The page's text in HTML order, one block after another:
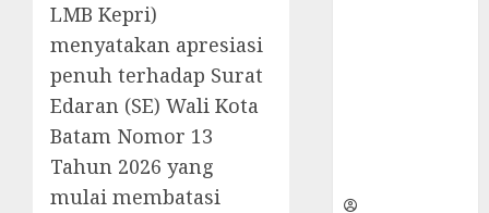
LMB Kepri)
menyatakan apresiasi
penuh terhadap Surat
Edaran (SE) Wali Kota
Batam Nomor 13
Tahun 2026 yang
mulai membatasi